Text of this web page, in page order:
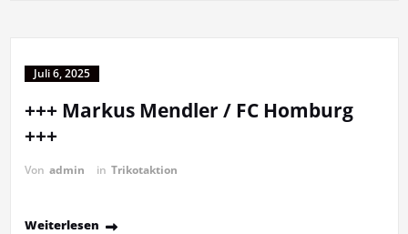
Juli 6, 2025
+++ Markus Mendler / FC Homburg
+++
Von admin in Trikotaktion
Weiterlesen